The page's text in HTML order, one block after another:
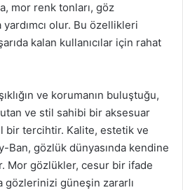
mor renk tonları, göz
olur. Bu özellikleri
kalan kullanıcılar için rahat
ve korumanın buluştuğu,
ve stil sahibi bir aksesuar
bir tercihtir. Kalite, estetik ve
Ban, gözlük dünyasında kendine
Mor gözlükler, cesur bir ifade
gözlerinizi güneşin zararlı